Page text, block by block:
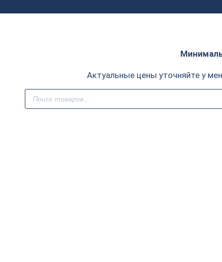
Актуальные цены уточняйте у
Поиск
товаров